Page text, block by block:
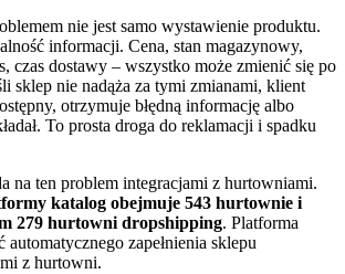
nie jest samo wystawienie produktu.
informacji. Cena, stan magazynowy,
czas dostawy – wszystko może zmienić się po
sklep nie nadąża za tymi zmianami, klient
otrzymuje błędną informację albo
To prosta droga do reklamacji i spadku
na ten problem integracjami z hurtowniami.
katalog obejmuje 543 hurtownie i
279 hurtowni dropshipping. Platforma
zapełnienia sklepu
z hurtowni.